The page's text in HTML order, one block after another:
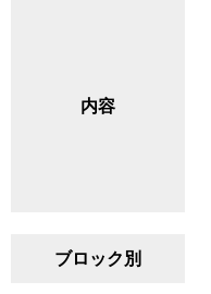
内容
ブロック別